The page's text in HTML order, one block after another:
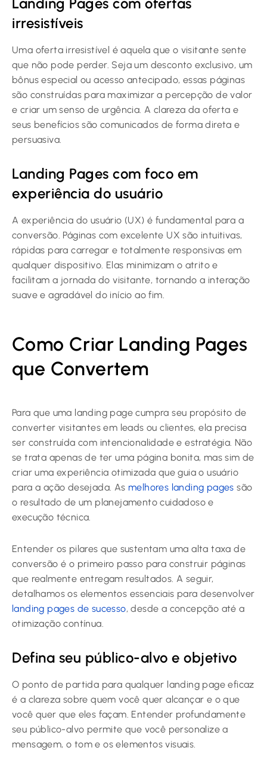
Landing Pages com ofertas
irresistíveis
Uma oferta irresistível é aquela que o visitante sente
que não pode perder. Seja um desconto exclusivo, um
bônus especial ou acesso antecipado, essas páginas
são construídas para maximizar a percepção de valor
e criar um senso de urgência. A clareza da oferta e
seus benefícios são comunicados de forma direta e
persuasiva.
Landing Pages com foco em
experiência do usuário
A experiência do usuário (UX) é fundamental para a
conversão. Páginas com excelente UX são intuitivas,
rápidas para carregar e totalmente responsivas em
qualquer dispositivo. Elas minimizam o atrito e
facilitam a jornada do visitante, tornando a interação
suave e agradável do início ao fim.
Como Criar Landing Pages
que Convertem
Para que uma landing page cumpra seu propósito de
converter visitantes em leads ou clientes, ela precisa
ser construída com intencionalidade e estratégia. Não
se trata apenas de ter uma página bonita, mas sim de
criar uma experiência otimizada que guia o usuário
para a ação desejada. As melhores landing pages são
o resultado de um planejamento cuidadoso e
execução técnica.
Entender os pilares que sustentam uma alta taxa de
conversão é o primeiro passo para construir páginas
que realmente entregam resultados. A seguir,
detalhamos os elementos essenciais para desenvolver
landing pages de sucesso, desde a concepção até a
otimização contínua.
Defina seu público-alvo e objetivo
O ponto de partida para qualquer landing page eficaz
é a clareza sobre quem você quer alcançar e o que
você quer que eles façam. Entender profundamente
seu público-alvo permite que você personalize a
mensagem, o tom e os elementos visuais.